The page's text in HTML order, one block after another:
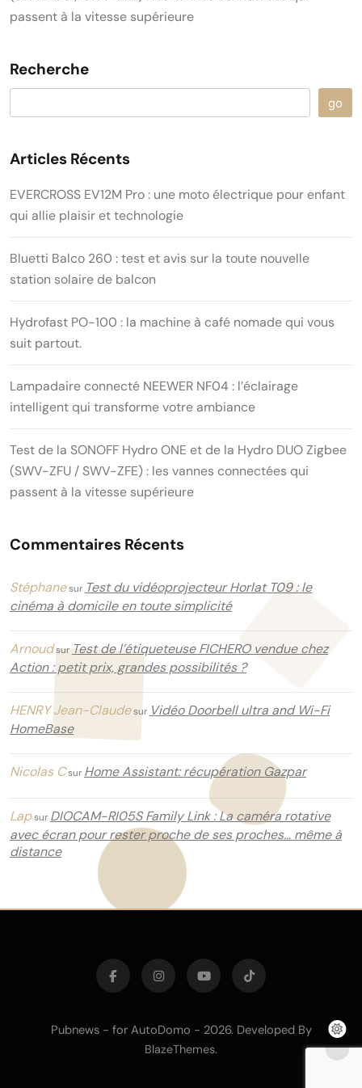
passent à la vitesse supérieure
Recherche
go
Articles Récents
EVERCROSS EV12M Pro : une moto électrique pour enfant
qui allie plaisir et technologie
Bluetti Balco 260 : test et avis sur la toute nouvelle
station solaire de balcon
Hydrofast PO-100 : la machine à café nomade qui vous
suit partout.
Lampadaire connecté NEEWER NF04 : l’éclairage
intelligent qui transforme votre ambiance
Test de la SONOFF Hydro ONE et de la Hydro DUO Zigbee
(SWV-ZFU / SWV-ZFE) : les vannes connectées qui
passent à la vitesse supérieure
Commentaires Récents
Stéphanesur Test du vidéoprojecteur Horlat T09 : le
cinéma à domicile en toute simplicité
ArnoudsurTest de l’étiqueteuse FICHERO vendue chez
Action : petit prix, grandes possibilités ?
HENRY Jean-Claudesur Vidéo Doorbell ultra and Wi-Fi
HomeBase
Nicolas Csur Home Assistant: récupération Gazpar
Lapsur DIOCAM-RI05S Family Link : La caméra rotative
avec écran pour rester proche de ses proches… même à
distance
Pubnews - for AutoDomo - 2026. Developed By
BlazeThemes.